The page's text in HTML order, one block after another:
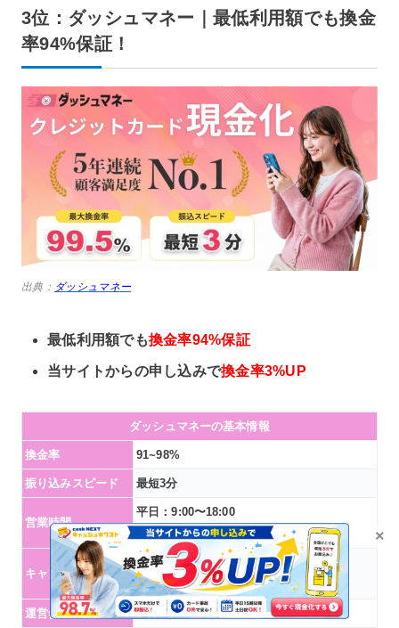
3位：ダッシュマネー｜最低利用額でも換金
率94%保証！
出典： ダッシュマネー
最低利用額でも換金率94%保証
当サイトからの申し込みで換金率3%UP
ダッシュマネーの基本情報
換金率 91~98%
振り込みスピード 最短3分
営業時間
平日：9:00〜18:00
土日祝：9:00〜17:00
キャンペーン
当サイトからのお申し込みで換金率+3％
※2026年8月度キャンペーン
運営年数 15年（2011年）
×